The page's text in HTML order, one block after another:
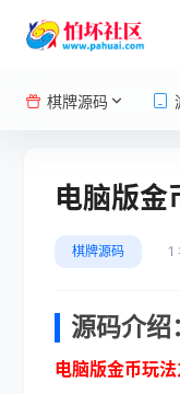
棋牌源码
电脑版金
棋牌源码 1
源码介绍
电脑版金币玩